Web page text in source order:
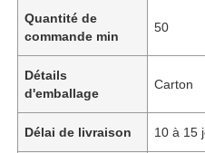
Quantité de
commande min
50
Détails
d'emballage
Carton
Délai de livraison 10 à 15